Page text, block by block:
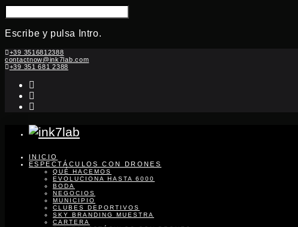
BUSCAR:
Escribe y pulsa Intro.
Ir
al
+39 3516812388
contactnow@ink7lab.com
+39 351 681 2388
INICIO
ESPECTÁCULOS CON DRONES
QUÉ HACEMOS
EVOLUCIONA HASTA 6000
BODA
NEGOCIOS
MUNICIPIO
CLUBES DEPORTIVOS
SKY BRANDING MUESTRA
CARTERA